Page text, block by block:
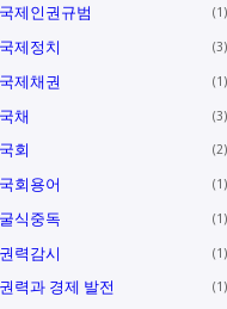
국제인권규범 1
국제정치 3
국제채권 1
국채 3
국회 2
국회용어 1
굴식중독 1
권력감시 1
권력과 경제 발전 1